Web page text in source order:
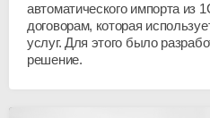
автоматического импорта из
договорам, которая
услуг. Для этого было
решение.